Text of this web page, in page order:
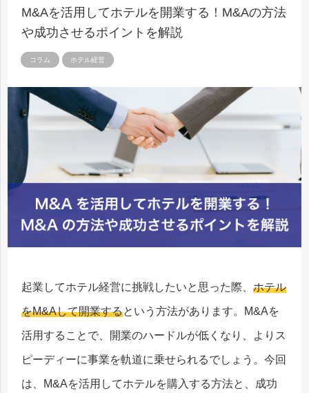
M&Aを活用してホテルを開業する！M&Aの方法
や成功させるポイントを解説
コラム ホテル経営
起業してホテル経営に挑戦したいと思った際、ホテル
をM&Aして開業するという方法があります。M&Aを
活用することで、開業のハードルが低くなり、よりス
ピーディーに事業を軌道に乗せられるでしょう。今回
は、M&Aを活用してホテルを購入する方法と、成功